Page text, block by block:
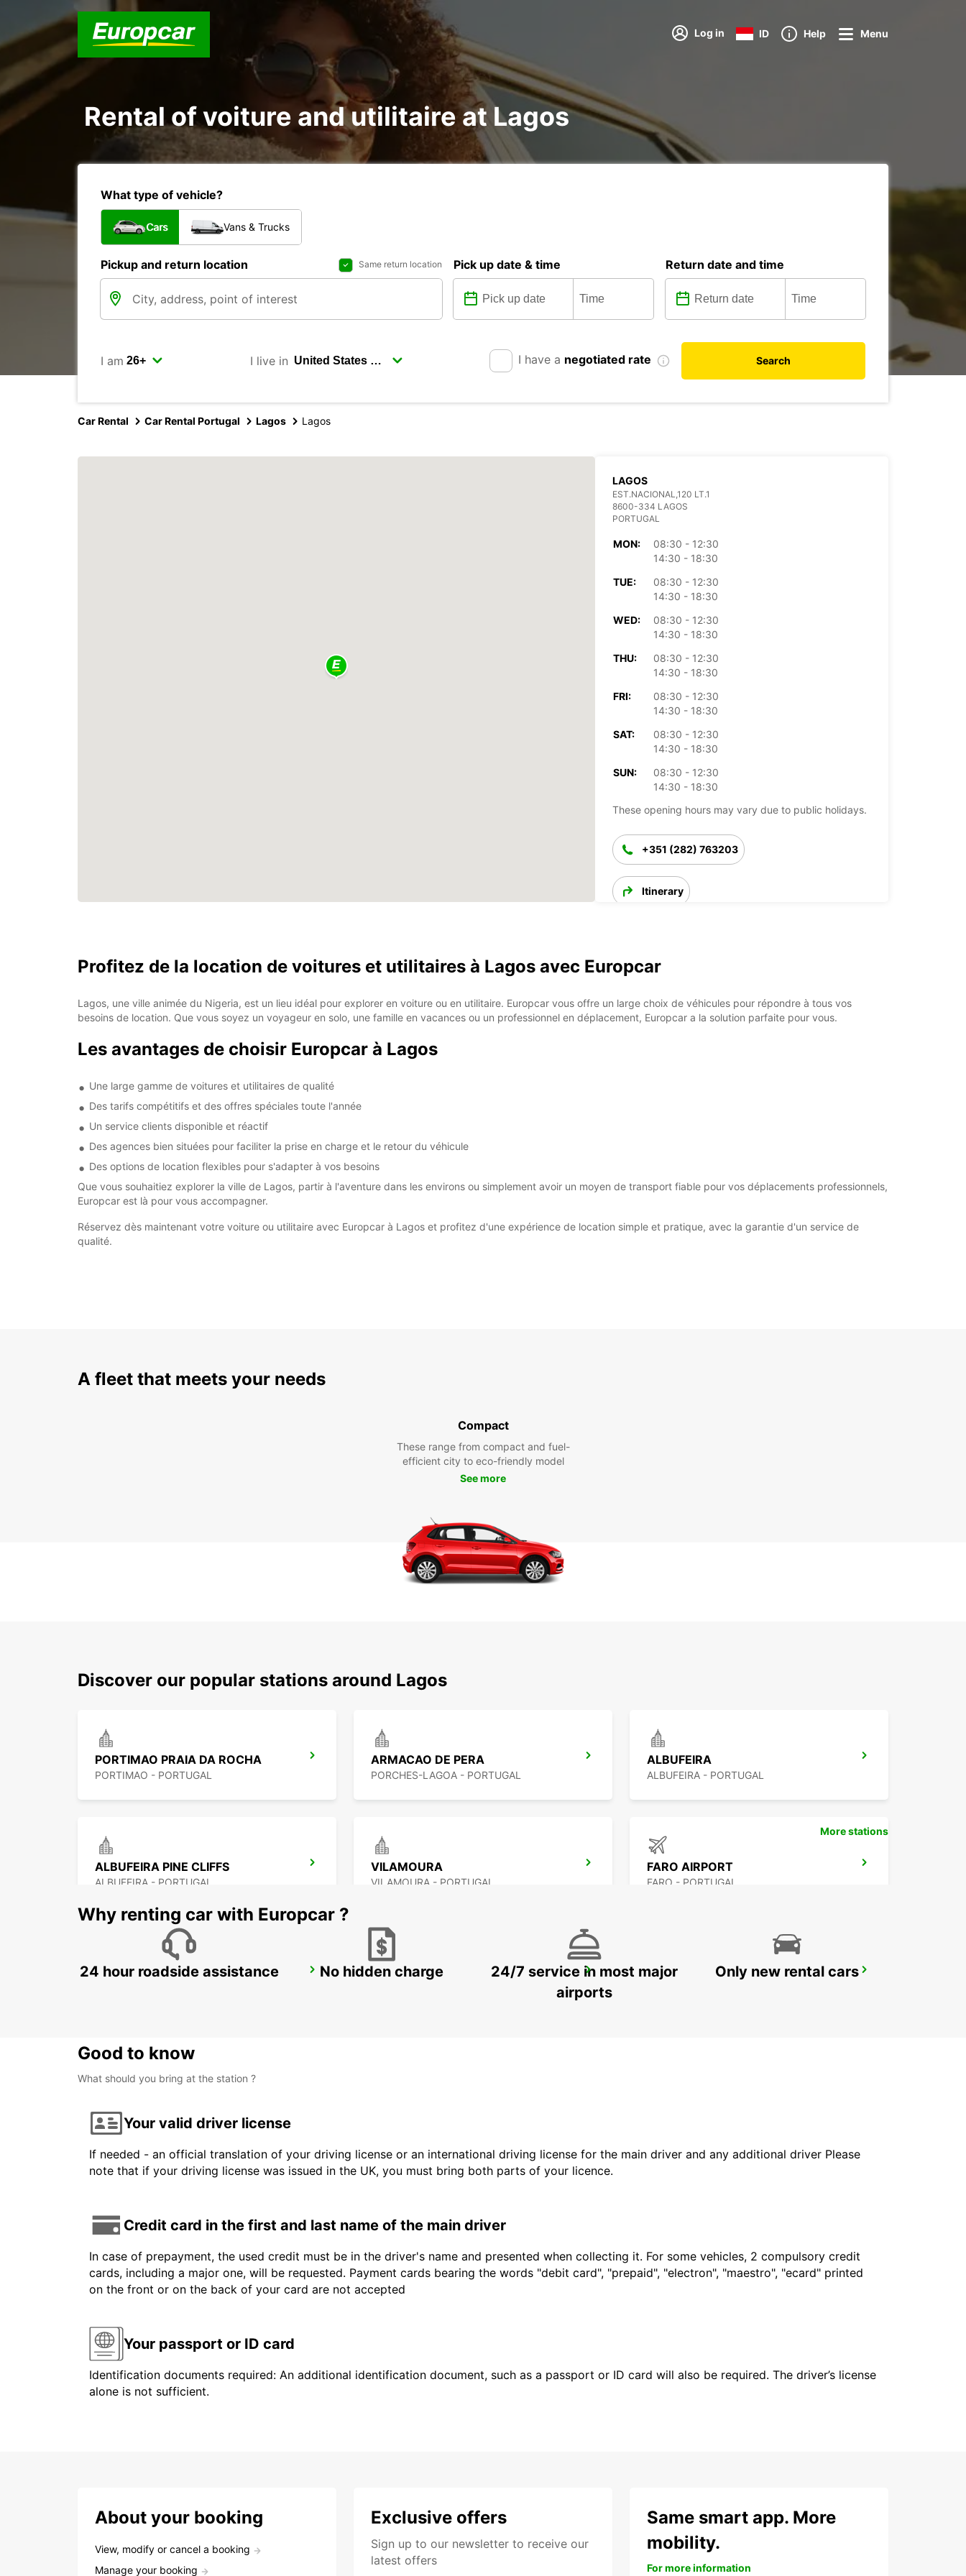
Log in ID Help Menu
Rental of voiture and utilitaire at Lagos
What type of vehicle?
Cars Vans & Trucks
Pickup and return location Same return location Pick up date & time Return date and time
I am I live in I have a negotiated rate Search
Car Rental Car Rental Portugal Lagos Lagos
LAGOS
EST.NACIONAL,120 LT.1
8600-334 LAGOS
PORTUGAL
MON:
08:30 - 12:30
14:30 - 18:30
TUE:
08:30 - 12:30
14:30 - 18:30
WED:
08:30 - 12:30
14:30 - 18:30
THU:
08:30 - 12:30
14:30 - 18:30
FRI:
08:30 - 12:30
14:30 - 18:30
SAT:
08:30 - 12:30
14:30 - 18:30
SUN:
08:30 - 12:30
14:30 - 18:30
These opening hours may vary due to public holidays.
+351 (282) 763203
Itinerary
Profitez de la location de voitures et utilitaires à Lagos avec Europcar
Lagos, une ville animée du Nigeria, est un lieu idéal pour explorer en voiture ou en utilitaire. Europcar vous offre un large choix de véhicules pour répondre à tous vos
besoins de location. Que vous soyez un voyageur en solo, une famille en vacances ou un professionnel en déplacement, Europcar a la solution parfaite pour vous.
Les avantages de choisir Europcar à Lagos
Une large gamme de voitures et utilitaires de qualité
Des tarifs compétitifs et des offres spéciales toute l'année
Un service clients disponible et réactif
Des agences bien situées pour faciliter la prise en charge et le retour du véhicule
Des options de location flexibles pour s'adapter à vos besoins
Que vous souhaitiez explorer la ville de Lagos, partir à l'aventure dans les environs ou simplement avoir un moyen de transport fiable pour vos déplacements professionnels,
Europcar est là pour vous accompagner.
Réservez dès maintenant votre voiture ou utilitaire avec Europcar à Lagos et profitez d'une expérience de location simple et pratique, avec la garantie d'un service de
qualité.
A fleet that meets your needs
Compact
These range from compact and fuel-
efficient city to eco-friendly model
See more
Discover our popular stations around Lagos
PORTIMAO PRAIA DA ROCHA
PORTIMAO - PORTUGAL
ARMACAO DE PERA
PORCHES-LAGOA - PORTUGAL
ALBUFEIRA
ALBUFEIRA - PORTUGAL
ALBUFEIRA PINE CLIFFS
ALBUFEIRA - PORTUGAL
VILAMOURA
VILAMOURA - PORTUGAL
FARO AIRPORT
FARO - PORTUGAL
FARO MONTENEGRO SINES MONTE GORDO
More stations
Why renting car with Europcar ?
24 hour roadside assistance No hidden charge
24/7 service in most major
airports
Only new rental cars
Good to know
What should you bring at the station ?
Your valid driver license
If needed - an official translation of your driving license or an international driving license for the main driver and any additional driver Please
note that if your driving license was issued in the UK, you must bring both parts of your licence.
Credit card in the first and last name of the main driver
In case of prepayment, the used credit must be in the driver's name and presented when collecting it. For some vehicles, 2 compulsory credit
cards, including a major one, will be requested. Payment cards bearing the words "debit card", "prepaid", "electron", "maestro", "ecard" printed
on the front or on the back of your card are not accepted
Your passport or ID card
Identification documents required: An additional identification document, such as a passport or ID card will also be required. The driver’s license
alone is not sufficient.
About your booking
View, modify or cancel a booking
Manage your booking
Exclusive offers
Sign up to our newsletter to receive our
latest offers
Same smart app. More
mobility.
For more information